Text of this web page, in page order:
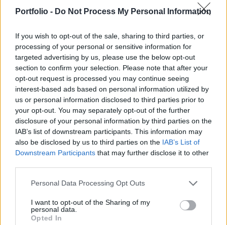
Portfolio - Do Not Process My Personal Information
If you wish to opt-out of the sale, sharing to third parties, or
processing of your personal or sensitive information for
targeted advertising by us, please use the below opt-out
section to confirm your selection. Please note that after your
opt-out request is processed you may continue seeing
interest-based ads based on personal information utilized by
us or personal information disclosed to third parties prior to
your opt-out. You may separately opt-out of the further
disclosure of your personal information by third parties on the
IAB’s list of downstream participants. This information may
also be disclosed by us to third parties on the IAB’s List of
Downstream Participants that may further disclose it to other
Personal Data Processing Opt Outs
I want to opt-out of the Sharing of my
personal data.
Opted In
Új ingatlanalap indul
Portfolio
2002. január 30. 11:39
Teljesen új szereplővel bővül az ingatlanalapok
piaca, a Capital-Trust Befektetési Alapkezelő Rt.
várhatóan a kora tavasszal indítja zártkörű,
zártvégű termékét.
A PSZÁF a héten jóváhagyta az újonnan induló alapkezelő
szabályzatait, s megadta az engedélyt a tevékenység
elkezdéséhez. A társaságtól kapott információk szerint az
alap zártkörben fog megalakulni, s tájékoztató felügyeleti
benyújtása február végére várható. Az új piaci szereplő
vezetője korábban részt vett...